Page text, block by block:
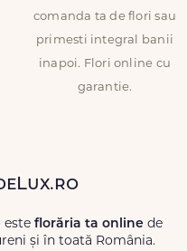
comanda ta de flori sau
primesti integral banii
inapoi. Flori online cu
garantie.
este florăria ta online de
și în toată România.